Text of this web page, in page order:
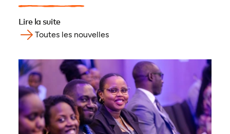
Lire la suite
Toutes les nouvelles